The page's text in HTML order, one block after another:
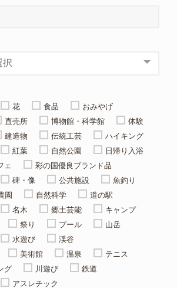
花 食品
おみやげ
直売所 博物館・科学館
体験
建造物 伝統工芸
ハイキング
紅葉 自然公園
日帰り入浴
ェ
彩の国優良ブランド品
碑・像 公共施設
魚釣り
園 自然科学
道の駅
名木 郷土芸能
キャンプ
祭り プール
山岳
水遊び
渓谷
美術館 温泉
テニス
グ
川遊び
鉄道
アスレチック